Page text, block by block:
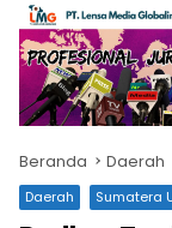
Beranda Daerah
Daerah Sumatera